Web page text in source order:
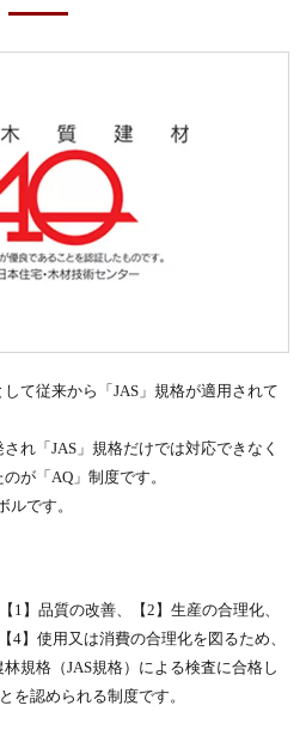
て従来から「JAS」規格が適用されて
れ「JAS」規格だけでは対応できなく
が「AQ」制度です。
ルです。
1】品質の改善、【2】生産の合理化、
4】使用又は消費の合理化を図るため、
規格（JAS規格）による検査に合格し
を認められる制度です。